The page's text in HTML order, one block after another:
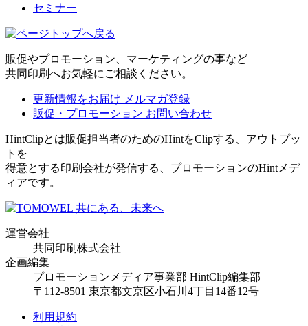
セミナー
販促やプロモーション、マーケティングの事など
共同印刷へお気軽にご相談ください。
更新情報をお届け メルマガ登録
販促・プロモーション お問い合わせ
HintClipとは販促担当者のためのHintをClipする、アウトプッ
トを
得意とする印刷会社が発信する、プロモーションのHintメデ
ィアです。
運営会社
共同印刷株式会社
企画編集
プロモーションメディア事業部 HintClip編集部
〒112-8501 東京都文京区小石川4丁目14番12号
利用規約